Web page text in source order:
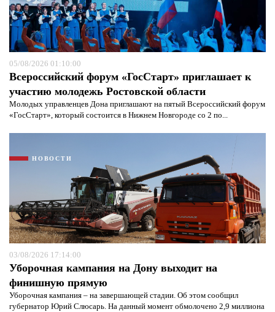
05/08/2026 01:10:00
Всероссийский форум «ГосСтарт» приглашает к
участию молодежь Ростовской области
Молодых управленцев Дона приглашают на пятый Всероссийский форум
«ГосСтарт», который состоится в Нижнем Новгороде со 2 по...
НОВОСТИ
03/08/2026 17:14:00
Уборочная кампания на Дону выходит на
финишную прямую
Уборочная кампания – на завершающей стадии. Об этом сообщил
губернатор Юрий Слюсарь. На данный момент обмолочено 2,9 миллиона